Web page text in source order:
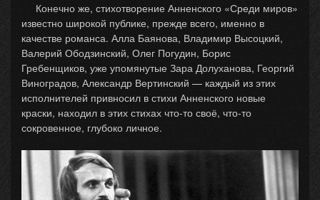
Конечно же, стихотворение Анненского «Среди миров»
известно широкой публике, прежде всего, именно в
качестве романса. Алла Баянова, Владимир Высоцкий,
Валерий Ободзинский, Олег Погудин, Борис
Гребенщиков, уже упомянутые Зара Долуханова, Георгий
Виноградов, Александр Вертинский — каждый из этих
исполнителей привносил в стихи Анненского новые
краски, находил в этих стихах что-то своё, что-то
сокровенное, глубоко личное.